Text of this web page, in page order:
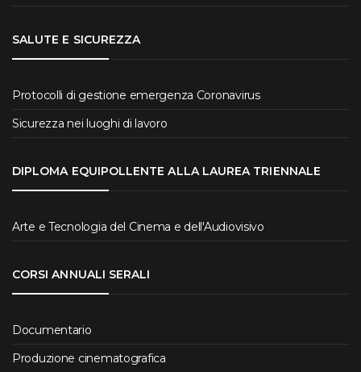
SALUTE E SICUREZZA
Protocolli di gestione emergenza Coronavirus
Sicurezza nei luoghi di lavoro
DIPLOMA EQUIPOLLENTE ALLA LAUREA TRIENNALE
Arte e Tecnologia del Cinema e dell'Audiovisivo
CORSI ANNUALI SERALI
Documentario
Produzione cinematografica